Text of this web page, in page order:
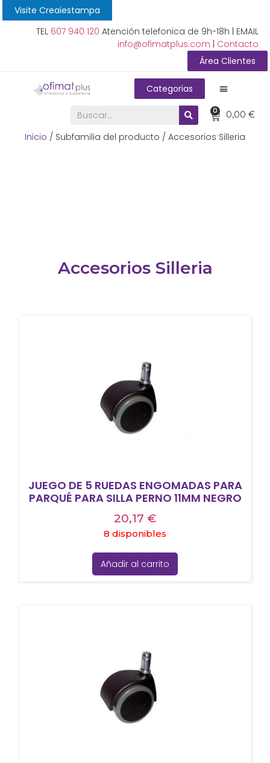
Visite Creaiestampa
TEL 607 940 120 Atención telefonica de 9h-18h | EMAIL
info@ofimatplus.com
Contacto
Área Clientes
Categorias
0,00€
0
Inicio / Subfamilia del producto / Accesorios Silleria
Accesorios Silleria
JUEGO DE 5 RUEDAS ENGOMADAS PARA
PARQUÉ PARA SILLA PERNO 11MM NEGRO
20,17 €
8 disponibles
Añadir al carrito